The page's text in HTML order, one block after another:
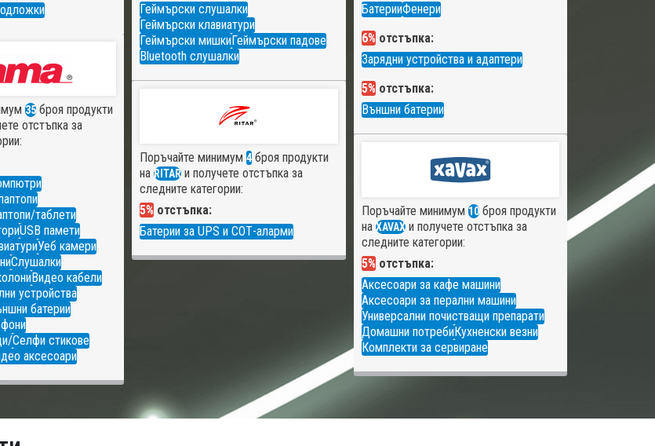
Геймърски слушалки
Геймърски клавиатури
Геймърски мишкиГеймърски падове
Bluetooth слушалки
БатерииФенери
6% отстъпка:
Зарядни устройства и адаптери
5% отстъпка:
Външни батерии
35броя продукти
отстъпка за
таблети
USB памети
Уеб камери
Слушалки
Видео кабели
устройства
батерии
Селфи стикове
аксесоари
Поръчайте минимум 4 броя продукти
на RITAR и получете отстъпка за
следните категории:
5% отстъпка:
Батерии за UPS и СОТ-аларми
Поръчайте минимум 10броя продукти
на XAVAXи получете отстъпка за
следните категории:
5% отстъпка:
Аксесоари за кафе машини
Аксесоари за перални машини
Универсални почистващи препарати
Домашни потребиКухненски везни
Комплекти за сервиране